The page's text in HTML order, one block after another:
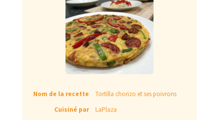
Nom de la recette
Tortilla chorizo et ses poivrons
Cuisiné par
LaPlaza